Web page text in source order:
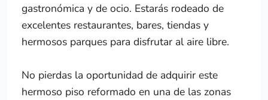
gastronómica y de ocio. Estarás rodeado de
excelentes restaurantes, bares, tiendas y
hermosos parques para disfrutar al aire libre.
No pierdas la oportunidad de adquirir este
hermoso piso reformado en una de las zonas